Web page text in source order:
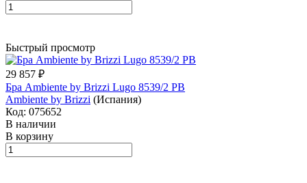
Быстрый просмотр
29 857 ₽
Бра Ambiente by Brizzi Lugo 8539/2 PB
Ambiente by Brizzi (Испания)
Код: 075652
В наличии
В корзину